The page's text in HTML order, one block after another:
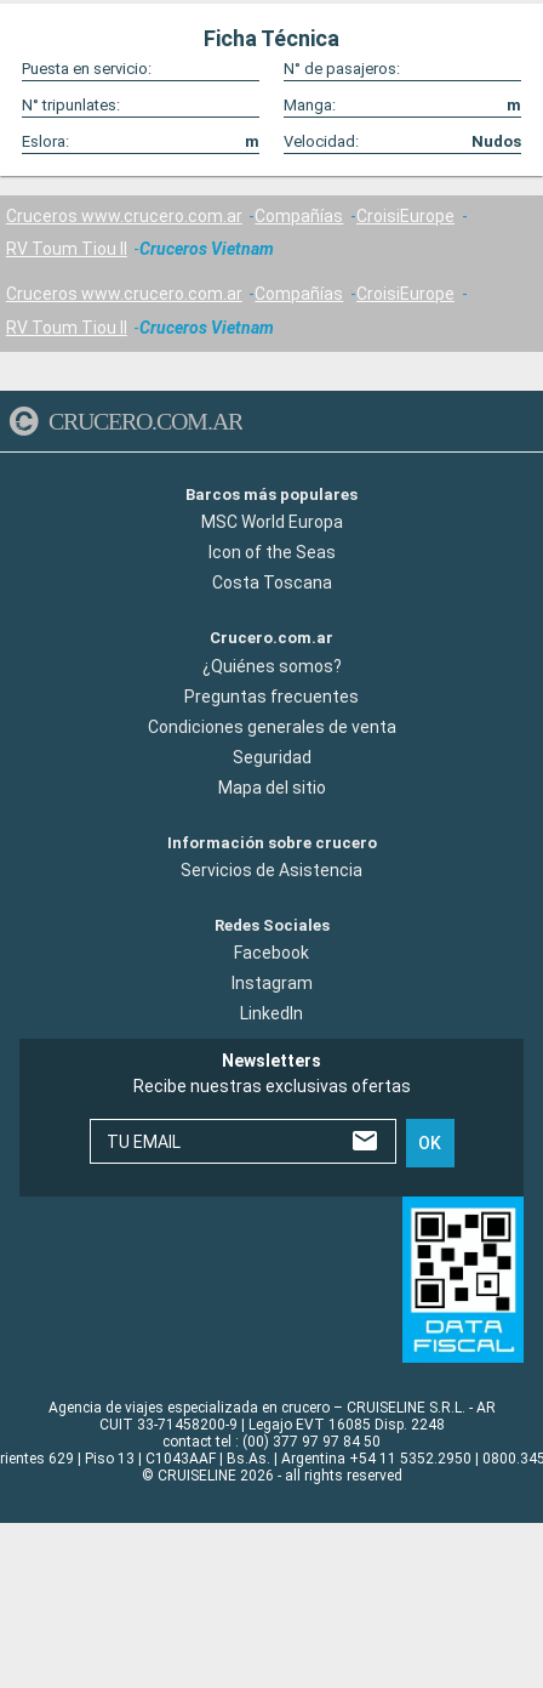
Ficha Técnica
Puesta en servicio:
N° de pasajeros:
N° tripunlates:
Manga:
m
Eslora:
m Velocidad: Nudos
Cruceros www.crucero.com.ar Compañías
CroisiEurope
RV Toum Tiou II
Cruceros Vietnam
Cruceros www.crucero.com.ar Compañías
CroisiEurope
RV Toum Tiou II
Cruceros Vietnam
CRUCERO.COM.AR
Barcos más populares
MSC World Europa
Icon of the Seas
Costa Toscana
Crucero.com.ar
¿Quiénes somos?
Preguntas frecuentes
Condiciones generales de venta
Seguridad
Mapa del sitio
Información sobre crucero
Servicios de Asistencia
Redes Sociales
Facebook
Instagram
LinkedIn
Newsletters
Recibe nuestras exclusivas ofertas
TU EMAIL OK
Agencia de viajes especializada en crucero – CRUISELINE S.R.L. - AR
CUIT 33-71458200-9 | Legajo EVT 16085 Disp. 2248
contact tel : (00) 377 97 97 84 50
629 | Piso 13 | C1043AAF | Bs.As. | Argentina +54 11 5352.2950 |
© CRUISELINE 2026 - all rights reserved